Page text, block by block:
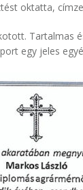
oktatta,
Tartalmas
egy jeles